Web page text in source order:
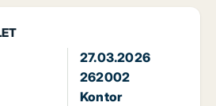
27.03.2026
262002
Kontor